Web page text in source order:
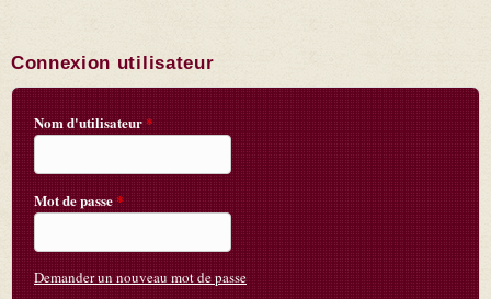
Connexion utilisateur
Nom d'utilisateur*
Mot de passe*
Demander un nouveau mot de passe